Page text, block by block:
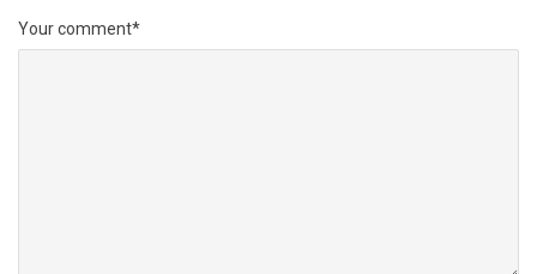
Your comment*